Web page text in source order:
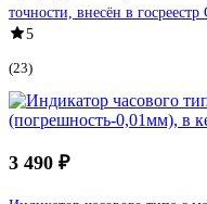
точности, внесён в
5
(23)
3 490 ₽